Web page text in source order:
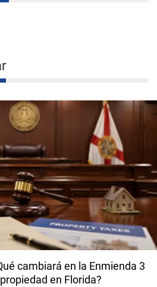
cambiará en la Enmienda 3
en Florida?